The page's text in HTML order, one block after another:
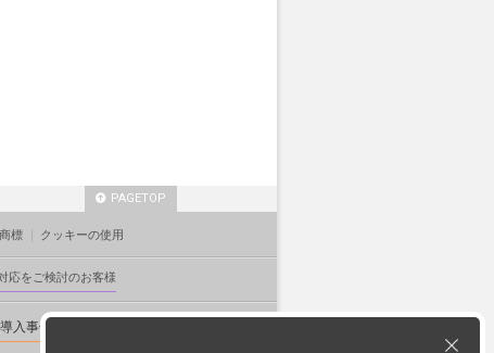
PAGETOP
標 クッキーの使用
応をご検討のお客様
導入事例